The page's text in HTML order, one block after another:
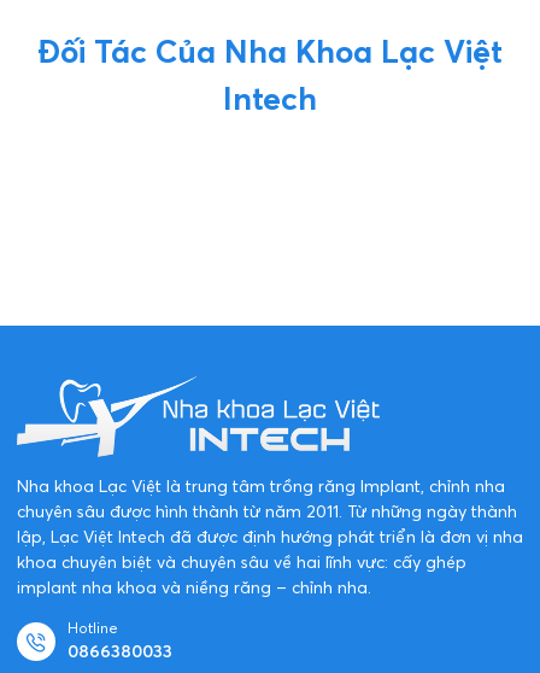
Đối Tác Của Nha Khoa Lạc Việt
Intech
Nha khoa Lạc Việt là trung tâm trồng răng Implant, chỉnh nha
chuyên sâu được hình thành từ năm 2011. Từ những ngày thành
lập, Lạc Việt Intech đã được định hướng phát triển là đơn vị nha
khoa chuyên biệt và chuyên sâu về hai lĩnh vực: cấy ghép
implant nha khoa và niềng răng – chỉnh nha.
Hotline
0866380033